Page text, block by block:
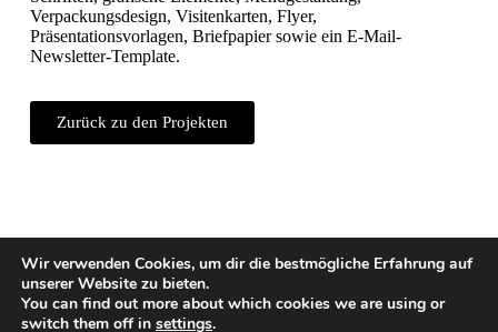
Verpackungsdesign, Visitenkarten, Flyer,
Präsentationsvorlagen, Briefpapier sowie ein E-Mail-
Newsletter-Template.
Zurück zu den Projekten
Wir verwenden Cookies, um dir die bestmögliche Erfahrung auf
unserer Website zu bieten.
You can find out more about which cookies we are using or
switch them off in settings.